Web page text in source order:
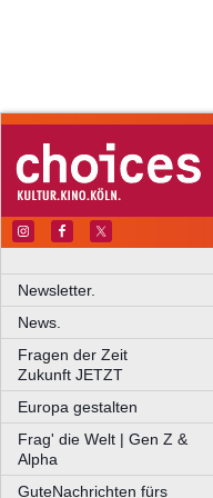
Newsletter.
News.
Fragen der Zeit
Zukunft JETZT
Europa gestalten
Frag' die Welt | Gen Z &
Alpha
GuteNachrichten fürs